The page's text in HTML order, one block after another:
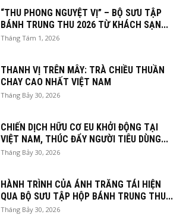
“THU PHONG NGUYỆT VỊ” – BỘ SƯU TẬP
BÁNH TRUNG THU 2026 TỪ KHÁCH SẠN...
Tháng Tám 1, 2026
THANH VỊ TRÊN MÂY: TRÀ CHIỀU THUẦN
CHAY CAO NHẤT VIỆT NAM
Tháng Bảy 30, 2026
CHIẾN DỊCH HỮU CƠ EU KHỞI ĐỘNG TẠI
VIỆT NAM, THÚC ĐẨY NGƯỜI TIÊU DÙNG...
Tháng Bảy 30, 2026
HÀNH TRÌNH CỦA ÁNH TRĂNG TÁI HIỆN
QUA BỘ SƯU TẬP HỘP BÁNH TRUNG THU...
Tháng Bảy 30, 2026